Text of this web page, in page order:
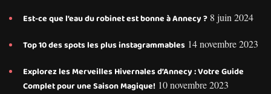
Est-ce que l’eau du robinet est bonne à Annecy ? 8 juin 2024
Top 10 des spots les plus instagrammables 14 novembre 2023
Explorez les Merveilles Hivernales d’Annecy : Votre Guide
Complet pour une Saison Magique! 10 novembre 2023